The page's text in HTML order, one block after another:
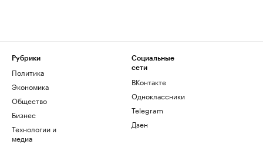
Рубрики
Политика
Экономика
Общество
Бизнес
Технологии и
медиа
Социальные
сети
ВКонтакте
Одноклассники
Telegram
Дзен